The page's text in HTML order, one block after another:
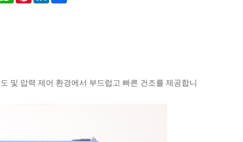
및 압력 제어 환경에서 부드럽고 빠른 건조를 제공합니